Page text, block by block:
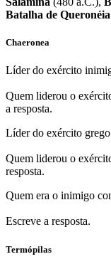
Batalha de Queronéia
Chaeronea
Líder do exército
Quem liderou o
a resposta.
Líder do exército grego
Quem liderou o
resposta.
Quem era o inimigo
Escreve a resposta.
Termópilas